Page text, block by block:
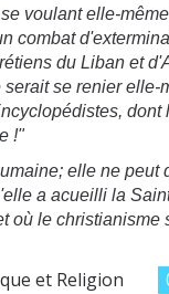
voulant elle-
combat
du Liban et
se renier
!"
elle ne peut
a acueilli la
où le christianisme
et Religion